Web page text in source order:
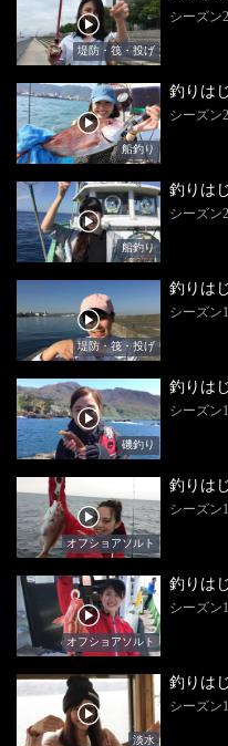
堤防・筏・投げ
シーズン
船釣り
釣りは
シーズン
船釣り
釣りは
シーズン
堤防・筏・投げ
釣りは
シーズン
磯釣り
釣りは
シーズン
オフショアソルト
釣りは
シーズン
オフショアソルト
釣りは
シーズン
淡水
釣りは
シーズン